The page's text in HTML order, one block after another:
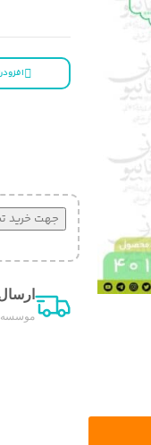
جهت خرید
موسسه